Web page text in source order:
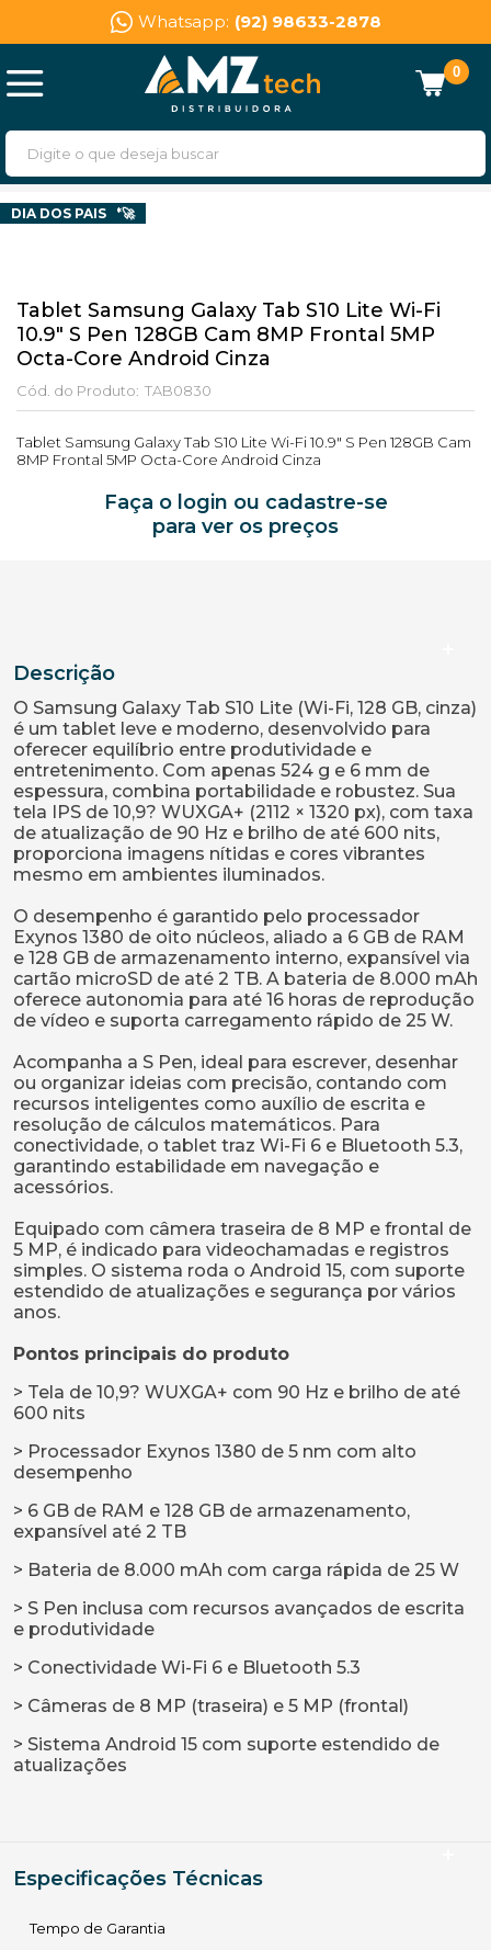
Whatsapp: (92) 98633-2878
0
Tablet Samsung Galaxy Tab S10 Lite Wi-Fi
10.9" S Pen 128GB Cam 8MP Frontal 5MP
Octa-Core Android Cinza
Cód. do Produto: TAB0830
Receba em 3h*🚀
DIA DOS PAIS
Tablet Samsung Galaxy Tab S10 Lite Wi-Fi 10.9" S Pen 128GB Cam
8MP Frontal 5MP Octa-Core Android Cinza
Faça o login ou cadastre-se
para ver os preços
Descrição
O Samsung Galaxy Tab S10 Lite (Wi-Fi, 128 GB, cinza)
é um tablet leve e moderno, desenvolvido para
oferecer equilíbrio entre produtividade e
entretenimento. Com apenas 524 g e 6 mm de
espessura, combina portabilidade e robustez. Sua
tela IPS de 10,9? WUXGA+ (2112 × 1320 px), com taxa
de atualização de 90 Hz e brilho de até 600 nits,
proporciona imagens nítidas e cores vibrantes
mesmo em ambientes iluminados.
O desempenho é garantido pelo processador
Exynos 1380 de oito núcleos, aliado a 6 GB de RAM
e 128 GB de armazenamento interno, expansível via
cartão microSD de até 2 TB. A bateria de 8.000 mAh
oferece autonomia para até 16 horas de reprodução
de vídeo e suporta carregamento rápido de 25 W.
Acompanha a S Pen, ideal para escrever, desenhar
ou organizar ideias com precisão, contando com
recursos inteligentes como auxílio de escrita e
resolução de cálculos matemáticos. Para
conectividade, o tablet traz Wi-Fi 6 e Bluetooth 5.3,
garantindo estabilidade em navegação e
acessórios.
Equipado com câmera traseira de 8 MP e frontal de
5 MP, é indicado para videochamadas e registros
simples. O sistema roda o Android 15, com suporte
estendido de atualizações e segurança por vários
anos.
Pontos principais do produto
> Tela de 10,9? WUXGA+ com 90 Hz e brilho de até
600 nits
> Processador Exynos 1380 de 5 nm com alto
desempenho
> 6 GB de RAM e 128 GB de armazenamento,
expansível até 2 TB
> Bateria de 8.000 mAh com carga rápida de 25 W
> S Pen inclusa com recursos avançados de escrita
e produtividade
> Conectividade Wi-Fi 6 e Bluetooth 5.3
> Câmeras de 8 MP (traseira) e 5 MP (frontal)
> Sistema Android 15 com suporte estendido de
atualizações
Especificações Técnicas
Tempo de Garantia